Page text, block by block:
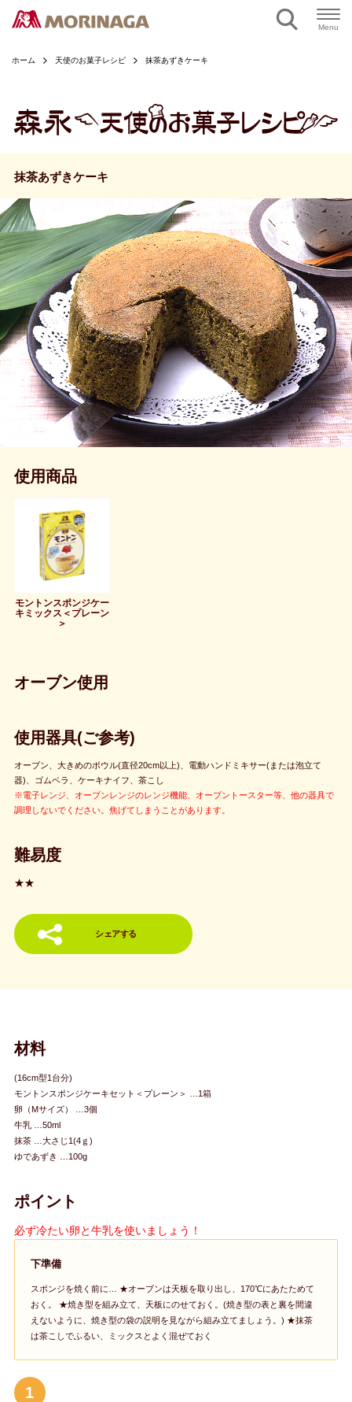
Menu
ホーム 天使のお菓子レシピ 抹茶あずきケーキ
抹茶あずきケーキ
使用商品
モントンスポンジケー
キミックス＜プレーン
＞
オーブン使用
使用器具(ご参考)
オーブン、大きめのボウル(直径20cm以上)、電動ハンドミキサー(または泡立て
器)、ゴムベラ、ケーキナイフ、茶こし
※電子レンジ、オーブンレンジのレンジ機能、オーブントースター等、他の器具で
調理しないでください。焦げてしまうことがあります。
難易度
★★
シェアする
材料
(16cm型1台分)
モントンスポンジケーキセット＜プレーン＞ …1箱
卵（Mサイズ） …3個
牛乳 …50ml
抹茶 …大さじ1(4ｇ)
ゆであずき …100g
ポイント
必ず冷たい卵と牛乳を使いましょう！
下準備
スポンジを焼く前に… ★オーブンは天板を取り出し、170℃にあたためて
おく。 ★焼き型を組み立て、天板にのせておく。(焼き型の表と裏を間違
えないように、焼き型の袋の説明を見ながら組み立てましょう。) ★抹茶
は茶こしでふるい、ミックスとよく混ぜておく
1